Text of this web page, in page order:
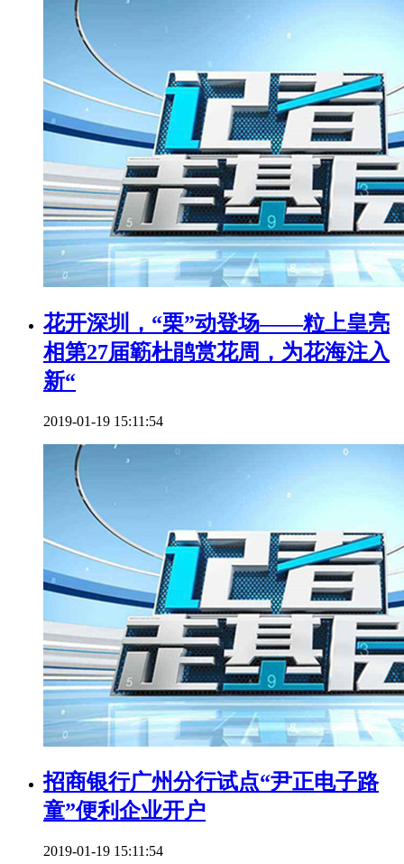
花开深圳，“栗”动登场——粒上皇亮
相第27届簕杜鹃赏花周，为花海注入
新“
2019-01-19 15:11:54
招商银行广州分行试点“尹正电子路
童”便利企业开户
2019-01-19 15:11:54